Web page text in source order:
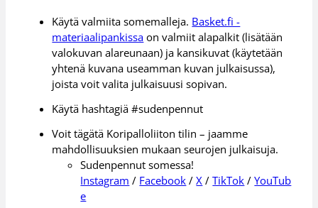
Käytä valmiita somemalleja. Basket.fi -
materiaalipankissa on valmiit alapalkit (lisätään
valokuvan alareunaan) ja kansikuvat (käytetään
yhtenä kuvana useamman kuvan julkaisussa),
joista voit valita julkaisuusi sopivan.
Käytä hashtagiä #sudenpennut
Voit tägätä Koripalloliiton tilin – jaamme
mahdollisuuksien mukaan seurojen julkaisuja.
Sudenpennut somessa!
Instagram / Facebook /X /TikTok /YouTub
e